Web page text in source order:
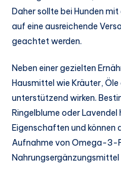
Daher sollte bei Hunden
auf eine ausreichende
geachtet werden.
Neben einer gezielten
Hausmittel wie Kräuter, Öle
unterstützend wirken.
Ringelblume oder
Eigenschaften und können
Aufnahme von Omega-3-
Nahrungsergänzungsmittel